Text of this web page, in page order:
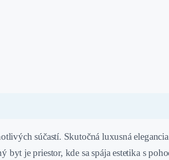
súčastí. Skutočná luxusná
je priestor, kde sa spája estetika s